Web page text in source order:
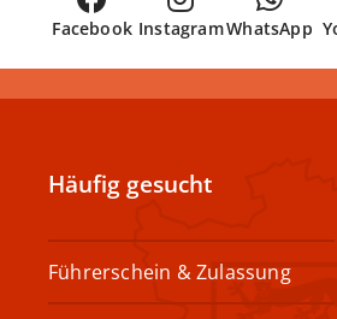
Facebook InstagramWhatsApp
Häufig gesucht
Führerschein & Zulassung